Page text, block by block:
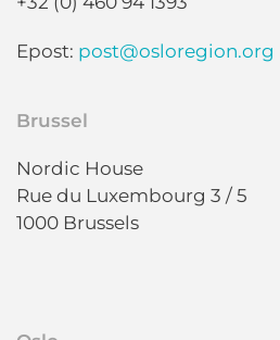
Epost: post@osloregion.org
Brussel
Nordic House
Rue du Luxembourg 3 / 5
1000 Brussels